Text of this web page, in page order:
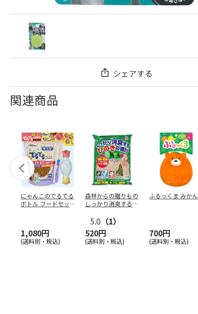
シェアする
関連商品
にゃんこのでるでる
ボトル フードセッ
1,080円
(送料別・税込)
森林からの贈りもの
しっかり消臭するひ
5.0 （1）
520円
(送料別・税込)
ふるっくま みかん
700円
(送料別・税込)